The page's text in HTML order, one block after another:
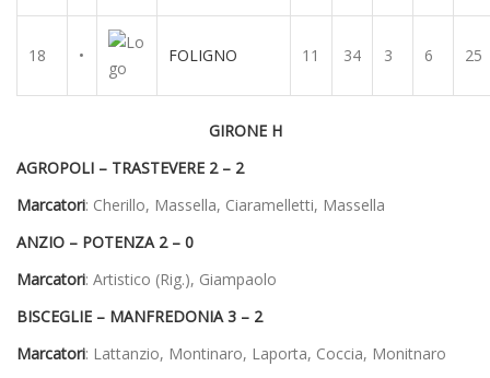
18 • FOLIGNO 11 34 3 6 25
GIRONE H
AGROPOLI – TRASTEVERE 2 – 2
Marcatori: Cherillo, Massella, Ciaramelletti, Massella
ANZIO – POTENZA 2 – 0
Marcatori: Artistico (Rig.), Giampaolo
BISCEGLIE – MANFREDONIA 3 – 2
Marcatori: Lattanzio, Montinaro, Laporta, Coccia, Monitnaro